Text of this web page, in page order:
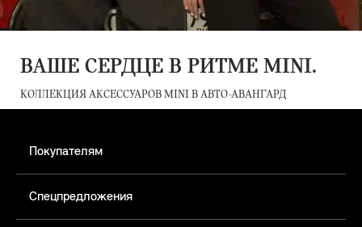
ВАШЕ СЕРДЦЕ В РИТМЕ MINI.
КОЛЛЕКЦИЯ АКСЕССУАРОВ MINI В АВТО-АВАНГАРД
Покупателям
Спецпредложения